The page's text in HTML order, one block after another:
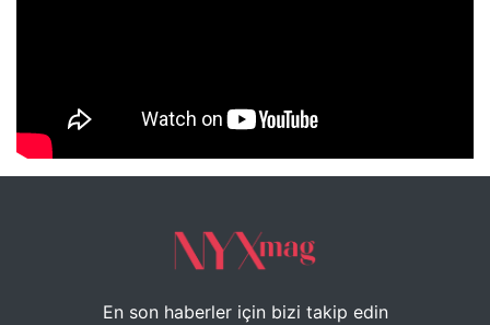
NYXmag 2. Yaş Kutlama Etkinliği
En son haberler için bizi takip edin